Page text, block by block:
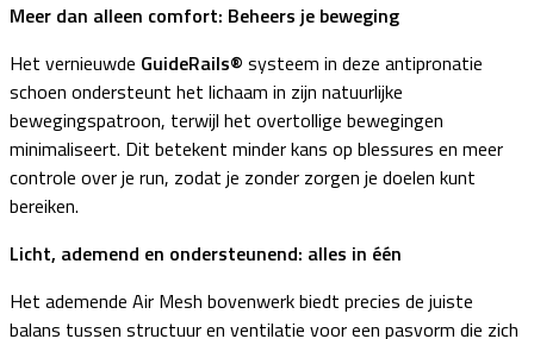
Meer dan alleen comfort: Beheers je beweging
Het vernieuwde GuideRails® systeem in deze antipronatie
schoen ondersteunt het lichaam in zijn natuurlijke
bewegingspatroon, terwijl het overtollige bewegingen
minimaliseert. Dit betekent minder kans op blessures en meer
controle over je run, zodat je zonder zorgen je doelen kunt
bereiken.
Licht, ademend en ondersteunend: alles in één
Het ademende Air Mesh bovenwerk biedt precies de juiste
balans tussen structuur en ventilatie voor een pasvorm die zich